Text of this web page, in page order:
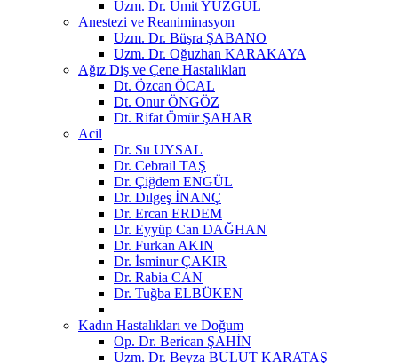
Uzm. Dr. Ümit YÜZGÜL
Anestezi ve Reaniminasyon
Uzm. Dr. Büşra ŞABANO
Uzm. Dr. Oğuzhan KARAKAYA
Ağız Diş ve Çene Hastalıkları
Dt. Özcan ÖCAL
Dt. Onur ÖNGÖZ
Dt. Rifat Ömür ŞAHAR
Acil
Dr. Su UYSAL
Dr. Cebrail TAŞ
Dr. Çiğdem ENGÜL
Dr. Dılgeş İNANÇ
Dr. Ercan ERDEM
Dr. Eyyüp Can DAĞHAN
Dr. Furkan AKIN
Dr. İsminur ÇAKIR
Dr. Rabia CAN
Dr. Tuğba ELBÜKEN
Kadın Hastalıkları ve Doğum
Op. Dr. Berican ŞAHİN
Uzm. Dr. Beyza BULUT KARATAŞ